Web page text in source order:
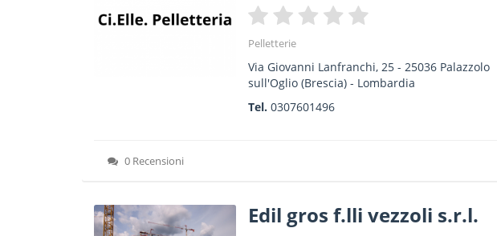
Pelletterie
Via Giovanni Lanfranchi, 25 -25036 Palazzolo
sull'Oglio (Brescia) - Lombardia
Tel.0307601496
0 Recensioni
Edil gros f.lli vezzoli s.r.l.